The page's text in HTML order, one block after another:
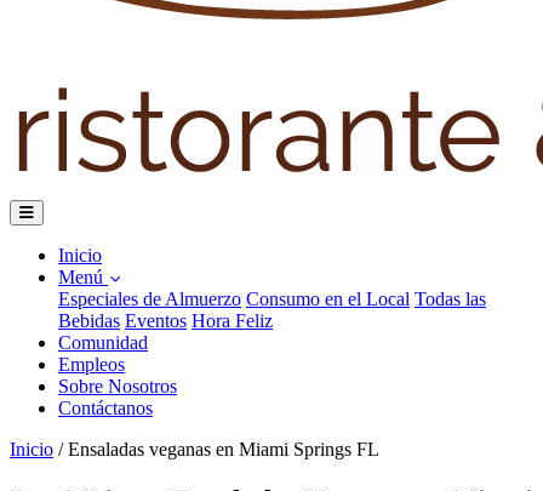
Inicio
Menú
Especiales de Almuerzo Consumo en el Local Todas las
Bebidas Eventos Hora Feliz
Comunidad
Empleos
Sobre Nosotros
Contáctanos
Inicio / Ensaladas veganas en Miami Springs FL